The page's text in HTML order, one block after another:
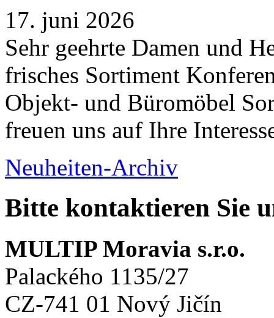
17. juni 2026
Sehr geehrte Damen und
frisches Sortiment
Objekt- und Büromöbel
freuen uns auf Ihre
Neuheiten-Archiv
Bitte kontaktieren Sie
MULTIP Moravia s.r.o.
Palackého 1135/27
CZ-741 01 Nový Jičín